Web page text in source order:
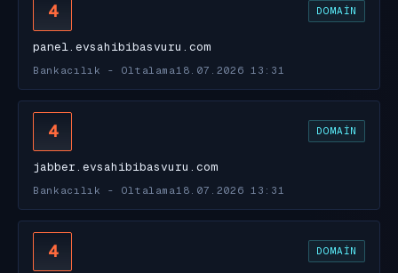
4 DOMAIN
panel.evsahibibasvuru.com
Bankacılık - Oltalama 18.07.2026 13:31
4 DOMAIN
jabber.evsahibibasvuru.com
Bankacılık - Oltalama 18.07.2026 13:31
4 DOMAIN